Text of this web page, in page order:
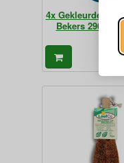
4x Gekleurde
Bekers 296 ml -